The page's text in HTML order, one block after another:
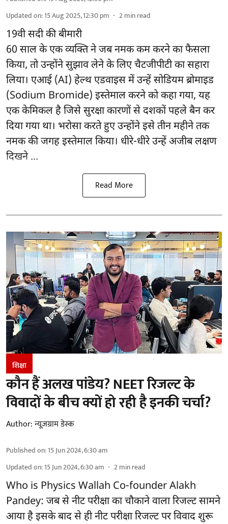
Updated on:15 Aug 2025, 12:30 pm 2min read
19वी सदी की बीमारी
60 साल के एक व्यक्ति ने जब नमक कम करने का फैसला
किया, तो उन्होंने सुझाव लेने के लिए चैटजीपीटी का सहारा
लिया। एआई (AI) हेल्थ एडवाइस में उन्हें सोडियम ब्रोमाइड
(Sodium Bromide) इस्तेमाल करने को कहा गया, यह
एक केमिकल है जिसे सुरक्षा कारणों से दशकों पहले बैन कर
दिया गया था। भरोसा करते हुए उन्होंने इसे तीन महीने तक
नमक की जगह इस्तेमाल किया। धीरे-धीरे उन्हें अजीब लक्षण
दिखने ...
Read More
शिक्षा
कौन हैं अलख पांडेय? NEET रिजल्ट के
विवादों के बीच क्यों हो रही है इनकी चर्चा?
Author:न्यूज़ग्राम डेस्क
Published on:15 Jun 2024, 6:30 am
Updated on:15 Jun 2024, 6:30 am 2min read
Who is Physics Wallah Co-founder Alakh
Pandey: जब से नीट परीक्षा का चौकाने वाला रिजल्ट सामने
आया है इसके बाद से ही नीट परीक्षा रिजल्ट पर विवाद शुरू